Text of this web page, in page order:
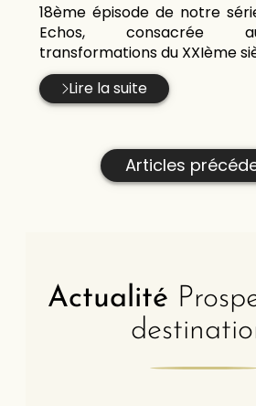
18ème épisode de notre
Echos, consacrée
transformations du XXIème
Lire la suite
Articles
Actualité